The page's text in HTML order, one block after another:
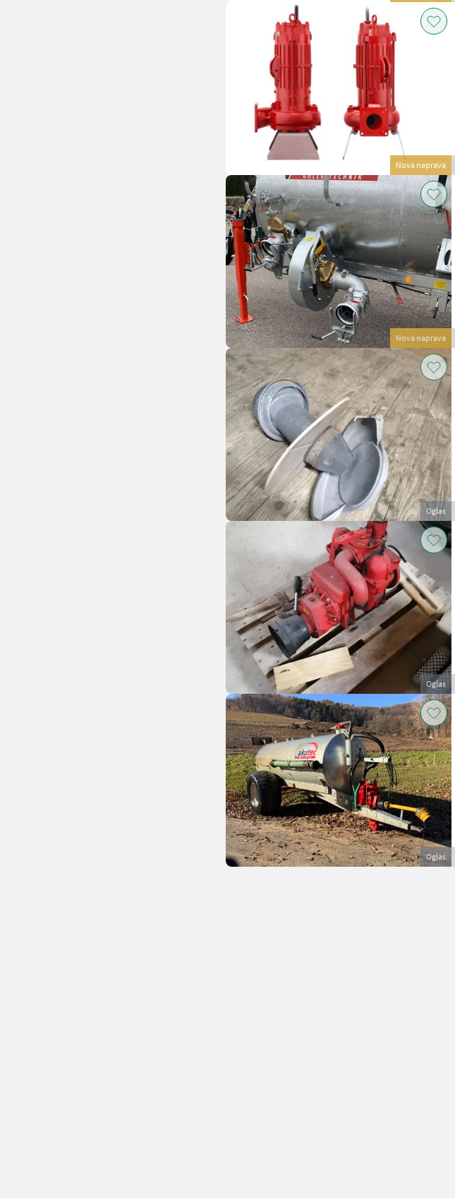
Nova naprava
Nova naprava
Oglas
Oglas
Oglas